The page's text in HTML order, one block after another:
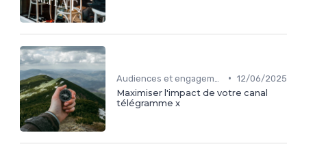
• 12/06/2025
Maximiser l'impact de votre canal
télégramme x